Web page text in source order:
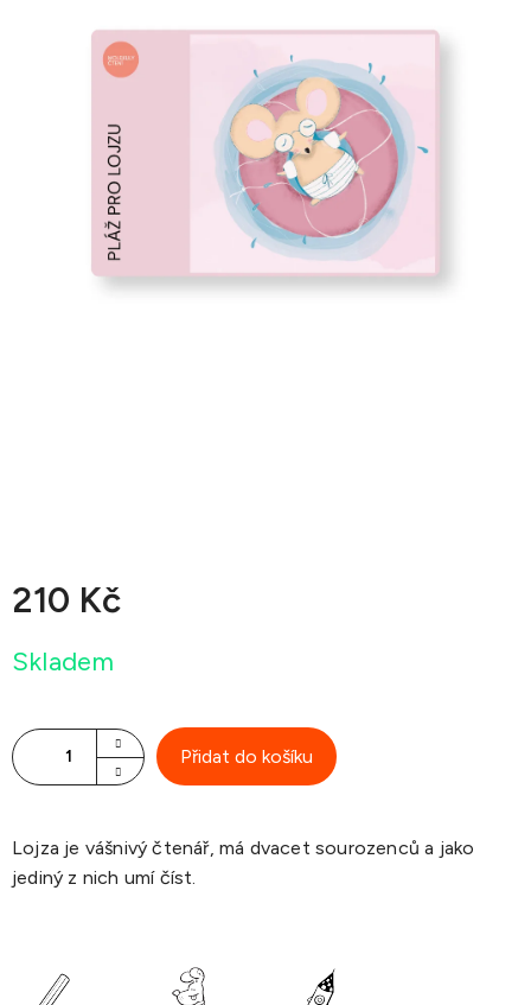
210 Kč
cena:
Skladem
Přidat do košíku
Lojza je vášnivý čtenář, má dvacet sourozenců a jako
jediný z nich umí číst.